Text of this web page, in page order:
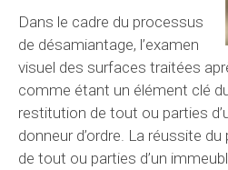
Dans le cadre du processus
de désamiantage, l’examen
visuel des surfaces traitées
comme étant un élément clé
restitution de tout ou parties
donneur d’ordre. La réussite
de tout ou parties d’un